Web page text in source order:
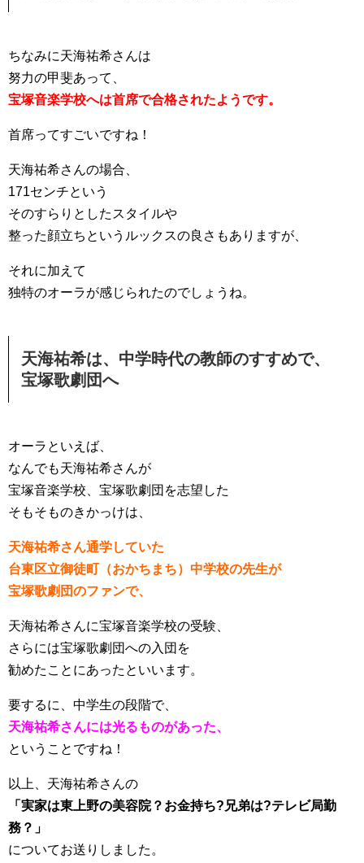
ちなみに天海祐希さんは
努力の甲斐あって、
宝塚音楽学校へは首席で合格されたようです。
首席ってすごいですね！
天海祐希さんの場合、
171センチという
そのすらりとしたスタイルや
整った顔立ちというルックスの良さもありますが、
それに加えて
独特のオーラが感じられたのでしょうね。
天海祐希は、中学時代の教師のすすめで、
宝塚歌劇団へ
オーラといえば、
なんでも天海祐希さんが
宝塚音楽学校、宝塚歌劇団を志望した
そもそものきかっけは、
天海祐希さん通学していた
台東区立御徒町（おかちまち）中学校の先生が
宝塚歌劇団のファンで、
天海祐希さんに宝塚音楽学校の受験、
さらには宝塚歌劇団への入団を
勧めたことにあったといいます。
要するに、中学生の段階で、
天海祐希さんには光るものがあった、
ということですね！
以上、天海祐希さんの
「実家は東上野の美容院？お金持ち?兄弟は?テレビ局勤
務？」
についてお送りしました。